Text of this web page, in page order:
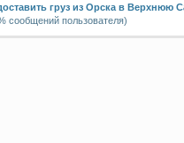
груз из Орска в Верхнюю
сообщений пользователя)